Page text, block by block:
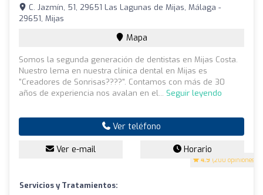
4.9 (200 opiniones)
C. Jazmín, 51, 29651 Las Lagunas de Mijas, Málaga -
29651, Mijas
Mapa
Somos la segunda generación de dentistas en Mijas Costa.
Nuestro lema en nuestra clínica dental en Mijas es
"Creadores de Sonrisas????". Contamos con más de 30
años de experiencia nos avalan en el... Seguir leyendo
Ver teléfono
Ver e-mail Horario
Servicios y Tratamientos: